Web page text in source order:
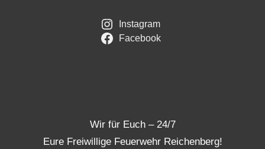
Instagram
Facebook
Wir für Euch – 24/7
Eure Freiwillige Feuerwehr Reichenberg!